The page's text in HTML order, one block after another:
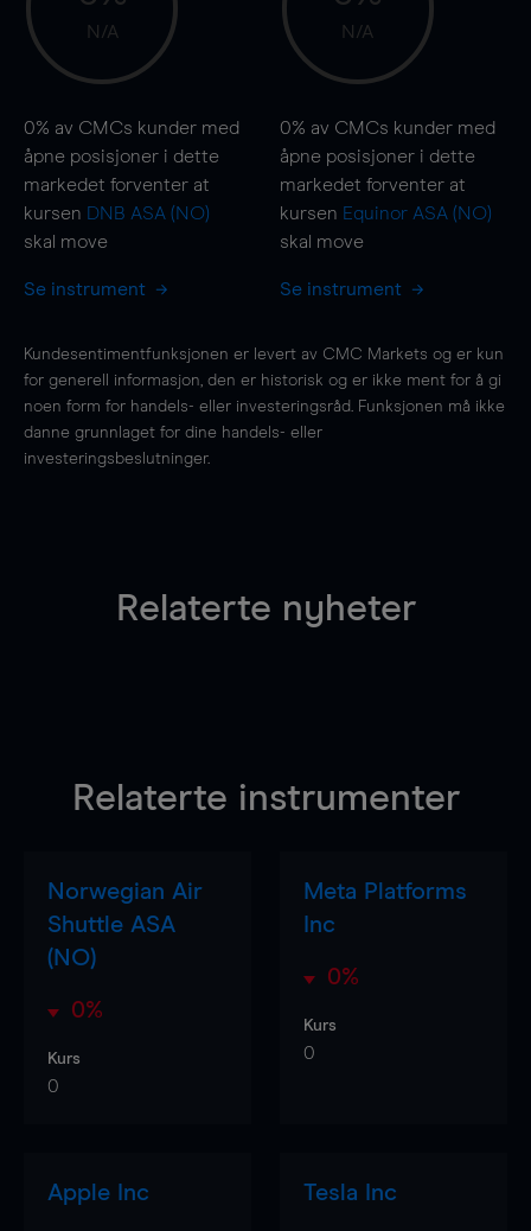
N/A
0% av CMCs kunder med
åpne posisjoner i dette
markedet forventer at
kursen DNB ASA (NO)
skal move
Se instrument
N/A
0% av CMCs kunder med
åpne posisjoner i dette
markedet forventer at
kursen Equinor ASA (NO)
skal move
Se instrument
Kundesentimentfunksjonen er levert av CMC Markets og er kun
for generell informasjon, den er historisk og er ikke ment for å gi
noen form for handels- eller investeringsråd. Funksjonen må ikke
danne grunnlaget for dine handels- eller
investeringsbeslutninger.
Relaterte nyheter
Relaterte instrumenter
Norwegian Air
Shuttle ASA
(NO)
0%
Kurs
0
Meta Platforms
Inc
0%
Kurs
0
Apple Inc Tesla Inc